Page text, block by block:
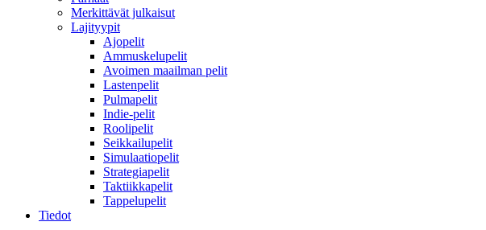
Merkittävät julkaisut
Lajityypit
Ajopelit
Ammuskelupelit
Avoimen maailman pelit
Lastenpelit
Pulmapelit
Indie-pelit
Roolipelit
Seikkailupelit
Simulaatiopelit
Strategiapelit
Taktiikkapelit
Tappelupelit
Tiedot